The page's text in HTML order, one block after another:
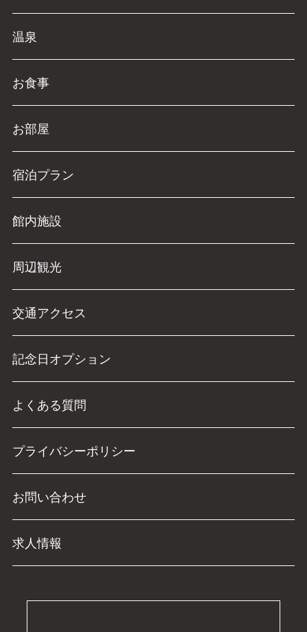
温泉
お食事
お部屋
宿泊プラン
館内施設
周辺観光
交通アクセス
記念日オプション
よくある質問
プライバシーポリシー
お問い合わせ
求人情報